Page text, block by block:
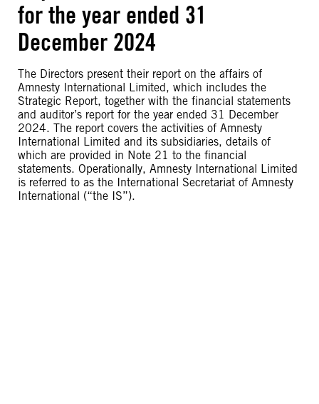
for the year ended 31
December 2024
The Directors present their report on the affairs of
Amnesty International Limited, which includes the
Strategic Report, together with the financial statements
and auditor’s report for the year ended 31 December
2024. The report covers the activities of Amnesty
International Limited and its subsidiaries, details of
which are provided in Note 21 to the financial
statements. Operationally, Amnesty International Limited
is referred to as the International Secretariat of Amnesty
International (“the IS”).